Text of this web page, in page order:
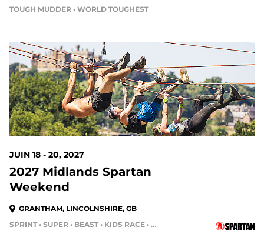
TOUGH MUDDER • WORLD TOUGHEST
JUIN 18 - 20, 2027
2027 Midlands Spartan
Weekend
GRANTHAM, LINCOLNSHIRE, GB
SPRINT • SUPER • BEAST • KIDS RACE • HH4HR